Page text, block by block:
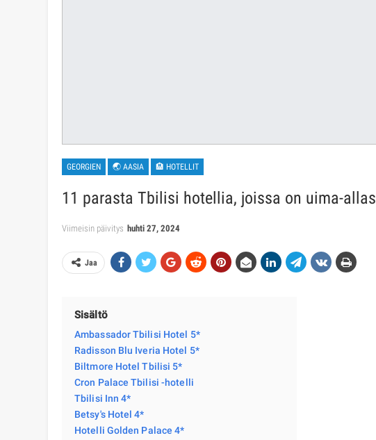
GEORGIEN 🌏 AASIA 🏨 HOTELLIT
11 parasta Tbilisi hotellia, joissa on uima-allas
Viimeisin päivitys huhti 27, 2024
Jaa
Sisältö
Ambassador Tbilisi Hotel 5*
Radisson Blu Iveria Hotel 5*
Biltmore Hotel Tbilisi 5*
Cron Palace Tbilisi -hotelli
Tbilisi Inn 4*
Betsy's Hotel 4*
Hotelli Golden Palace 4*